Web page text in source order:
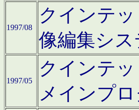
1997/08
クインテッ
像編集シ
1997/05
クインテ
メインプ